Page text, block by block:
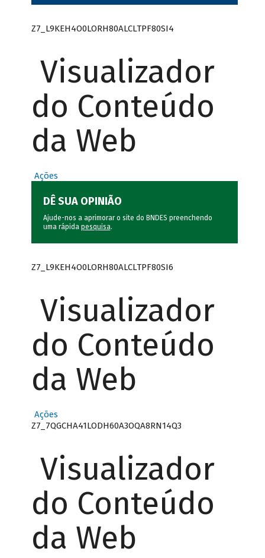
Z7_L9KEH4O0LORH80ALCLTPF80SI4
Visualizador
do Conteúdo
da Web
Ações
DÊ SUA OPINIÃO
Ajude-nos a aprimorar o site do BNDES preenchendo
uma rápida pesquisa.
Z7_L9KEH4O0LORH80ALCLTPF80SI6
Visualizador
do Conteúdo
da Web
Ações
Z7_7QGCHA41LODH60A3OQA8RN14Q3
Visualizador
do Conteúdo
da Web